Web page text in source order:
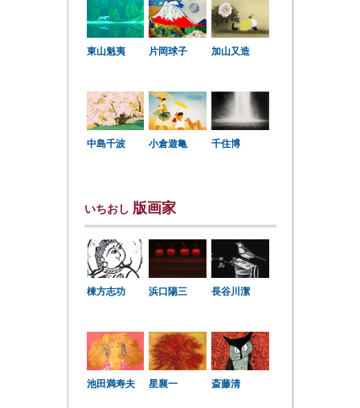
東山魁夷 片岡球子 加山又造
中島千波 小倉遊亀 千住博
いちおし 版画家
棟方志功 浜口陽三 長谷川潔
池田満寿夫 星襄一 斎藤清